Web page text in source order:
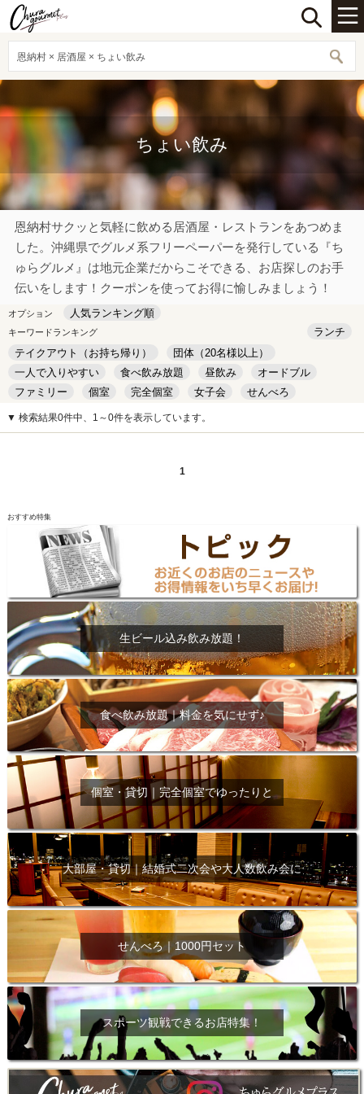
恩納村 × 居酒屋 × ちょい飲み
ちょい飲み
恩納村サクッと気軽に飲める居酒屋・レストランをあつめま
した。沖縄県でグルメ系フリーペーパーを発行している『ち
ゅらグルメ』は地元企業だからこそできる、お店探しのお手
伝いをします！クーポンを使ってお得に愉しみましょう！
オプション 人気ランキング順
キーワードランキング
ランチ
テイクアウト（お持ち帰り）
団体（20名様以上）
一人で入りやすい
食べ飲み放題 昼飲み
オードブル
ファミリー
個室 完全個室 女子会
せんべろ
キッズルーム
安い デート
▼ 検索結果0件中、1～0件を表示しています。
1
おすすめ特集
生ビール込み飲み放題！
食べ飲み放題｜料金を気にせず♪
個室・貸切｜完全個室でゆったりと
大部屋・貸切｜結婚式二次会や大人数飲み会に
せんべろ｜1000円セット
スポーツ観戦できるお店特集！